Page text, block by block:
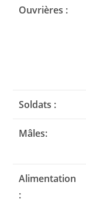
Ouvrières :
Soldats :
Mâles:
Alimentation
: